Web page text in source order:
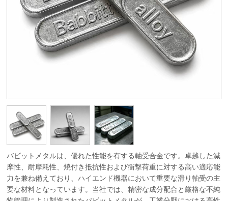
バビットメタルは、優れた性能を有する軸受合金です。卓越した減
摩性、耐摩耗性、焼付き抵抗性および衝撃荷重に対する高い適応能
力を兼ね備えており、ハイエンド機器において重要な滑り軸受の主
要な材料となっています。当社では、精密な成分配合と厳格な不純